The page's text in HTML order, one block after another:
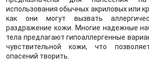
использования обычных акриловых или
как они могут вызвать
раздражение кожи. Многие надежные
тела предлагают гипоаллергенные
чувствительной кожи, что
опасений творить.